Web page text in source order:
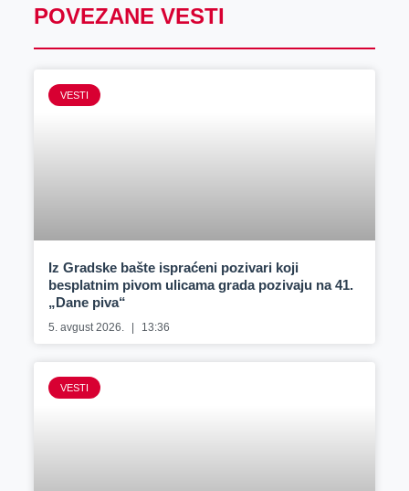
POVEZANE VESTI
VESTI
Iz Gradske bašte ispraćeni pozivari koji
besplatnim pivom ulicama grada pozivaju na 41.
„Dane piva“
5. avgust 2026. 13:36
VESTI